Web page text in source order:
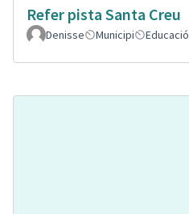
Refer pista Santa Creu
Denisse
Municipi Educació